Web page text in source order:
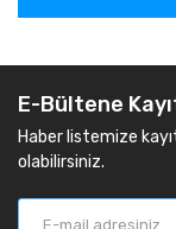
E-Bültene
Haber listemize
olabilirsiniz.